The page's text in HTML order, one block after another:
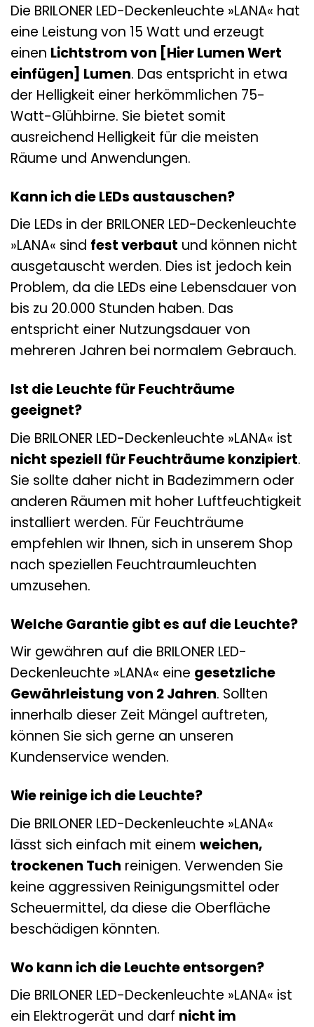
Die BRILONER LED-Deckenleuchte »LANA« hat
eine Leistung von 15 Watt und erzeugt
einen Lichtstrom von [Hier Lumen Wert
einfügen] Lumen. Das entspricht in etwa
der Helligkeit einer herkömmlichen 75-
Watt-Glühbirne. Sie bietet somit
ausreichend Helligkeit für die meisten
Räume und Anwendungen.
Kann ich die LEDs austauschen?
Die LEDs in der BRILONER LED-Deckenleuchte
»LANA« sind fest verbaut und können nicht
ausgetauscht werden. Dies ist jedoch kein
Problem, da die LEDs eine Lebensdauer von
bis zu 20.000 Stunden haben. Das
entspricht einer Nutzungsdauer von
mehreren Jahren bei normalem Gebrauch.
Ist die Leuchte für Feuchträume
geeignet?
Die BRILONER LED-Deckenleuchte »LANA« ist
nicht speziell für Feuchträume konzipiert.
Sie sollte daher nicht in Badezimmern oder
anderen Räumen mit hoher Luftfeuchtigkeit
installiert werden. Für Feuchträume
empfehlen wir Ihnen, sich in unserem Shop
nach speziellen Feuchtraumleuchten
umzusehen.
Welche Garantie gibt es auf die Leuchte?
Wir gewähren auf die BRILONER LED-
Deckenleuchte »LANA« eine gesetzliche
Gewährleistung von 2 Jahren. Sollten
innerhalb dieser Zeit Mängel auftreten,
können Sie sich gerne an unseren
Kundenservice wenden.
Wie reinige ich die Leuchte?
Die BRILONER LED-Deckenleuchte »LANA«
lässt sich einfach mit einem weichen,
trockenen Tuch reinigen. Verwenden Sie
keine aggressiven Reinigungsmittel oder
Scheuermittel, da diese die Oberfläche
beschädigen könnten.
Wo kann ich die Leuchte entsorgen?
Die BRILONER LED-Deckenleuchte »LANA« ist
ein Elektrogerät und darf nicht im